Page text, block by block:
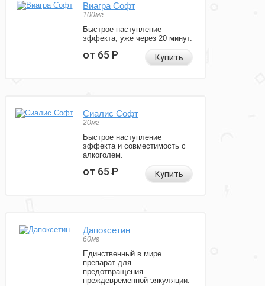
Виагра Софт
100мг
Быстрое наступление
эффекта, уже через 20 минут.
от 65Р Купить
Сиалис Софт
20мг
Быстрое наступление
эффекта и совместимость с
алкоголем.
от 65Р Купить
Дапоксетин
60мг
Единственный в мире
препарат для
предотвращения
преждевременной эякуляции.